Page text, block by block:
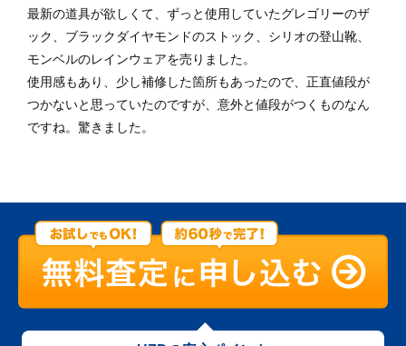
最新の道具が欲しくて、ずっと使用していたグレゴリーのザ
ック、ブラックダイヤモンドのストック、シリオの登山靴、
モンベルのレインウェアを売りました。
使用感もあり、少し補修した箇所もあったので、正直値段が
つかないと思っていたのですが、意外と値段がつくものなん
ですね。驚きました。